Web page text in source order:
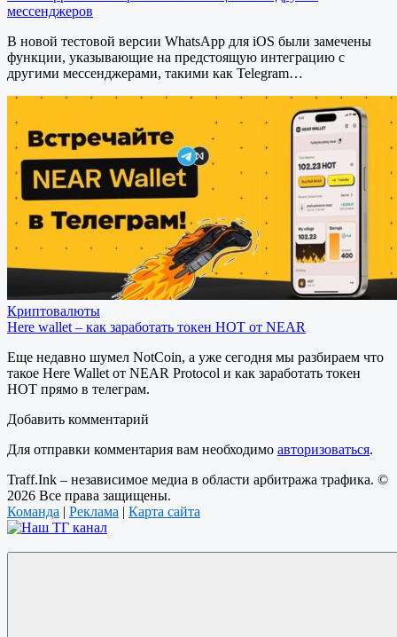
мессенджеров
В новой тестовой версии WhatsApp для iOS были замечены
функции, указывающие на предстоящую интеграцию с
другими мессенджерами, такими как Telegram…
Криптовалюты
Here wallet – как заработать токен HOT от NEAR
Еще недавно шумел NotCoin, а уже сегодня мы разбираем что
такое Here Wallet от NEAR Protocol и как заработать токен
HOT прямо в телеграм.
Добавить комментарий
Для отправки комментария вам необходимо авторизоваться.
Traff.Ink – независимое медиа в области арбитража трафика. ©
2026 Все права защищены.
Команда | Реклама | Карта сайта